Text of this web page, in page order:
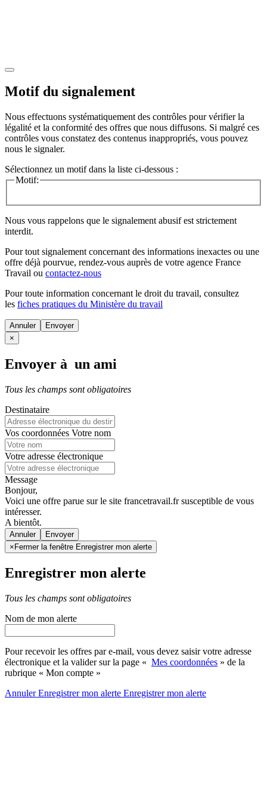
Motif du signalement
Nous effectuons systématiquement des contrôles pour vérifier la
légalité et la conformité des offres que nous diffusons. Si malgré ces
contrôles vous constatez des contenus inappropriés, vous pouvez
nous le signaler.
Sélectionnez un motif dans la liste ci-dessous :
Motif:
Nous vous rappelons que le signalement abusif est strictement
interdit.
Pour tout signalement concernant des informations inexactes ou une
offre déjà pourvue, rendez-vous auprès de votre agence France
Travail ou contactez-nous
Pour toute information concernant le droit du travail, consultez
les fiches pratiques du Ministère du travail
Annuler
×
Envoyer à un ami
Tous les champs sont obligatoires
Destinataire
Vos coordonnées Votre nom
Votre adresse électronique
Message
Bonjour,
Voici une offre parue sur le site francetravail.fr susceptible de vous
intéresser.
A bientôt.
Annuler
× Fermer la fenêtre Enregistrer mon alerte
Enregistrer mon alerte
Tous les champs sont obligatoires
Nom de mon alerte
Pour recevoir les offres par e-mail, vous devez saisir votre adresse
électronique et la valider sur la page « Mes coordonnées » de la
rubrique « Mon compte »
AnnulerEnregistrer mon alerte Enregistrermon alerte